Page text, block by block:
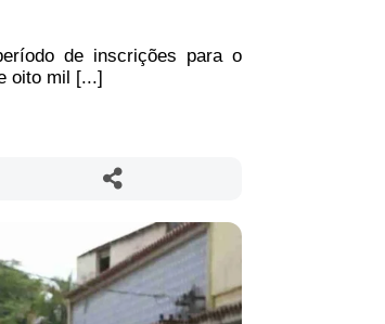
de inscrições para o
oito mil [...]